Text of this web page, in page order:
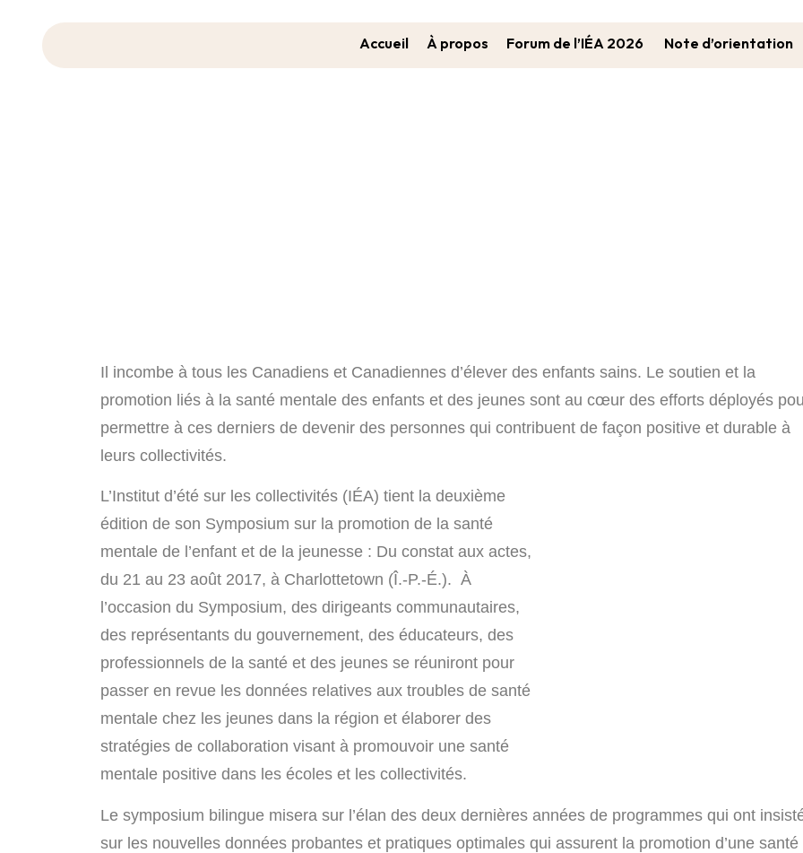
Accueil À propos Forum de l’IÉA 2026 Note d’orientation
Il incombe à tous les Canadiens et Canadiennes d’élever des enfants sains. Le soutien et la
promotion liés à la santé mentale des enfants et des jeunes sont au cœur des efforts déployés
permettre à ces derniers de devenir des personnes qui contribuent de façon positive et durable à
leurs collectivités.
L’Institut d’été sur les collectivités (IÉA) tient la deuxième
édition de son Symposium sur la promotion de la santé
mentale de l’enfant et de la jeunesse : Du constat aux actes,
du 21 au 23 août 2017, à Charlottetown (Î.-P.-É.). À
l’occasion du Symposium, des dirigeants communautaires,
des représentants du gouvernement, des éducateurs, des
professionnels de la santé et des jeunes se réuniront pour
passer en revue les données relatives aux troubles de santé
mentale chez les jeunes dans la région et élaborer des
stratégies de collaboration visant à promouvoir une santé
mentale positive dans les écoles et les collectivités.
Le symposium bilingue misera sur l’élan des deux dernières années de programmes qui ont
sur les nouvelles données probantes et pratiques optimales qui assurent la promotion d’une santé